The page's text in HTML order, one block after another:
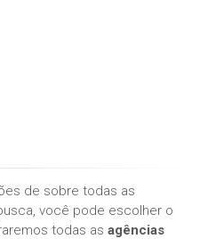
de sobre todas as
você pode escolher o
todas as agências